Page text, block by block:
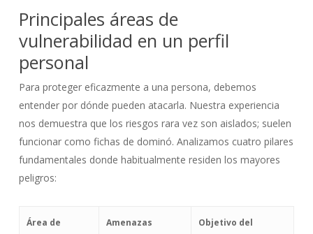
Principales áreas de
vulnerabilidad en un perfil
personal
Para proteger eficazmente a una persona, debemos
entender por dónde pueden atacarla. Nuestra experiencia
nos demuestra que los riesgos rara vez son aislados; suelen
funcionar como fichas de dominó. Analizamos cuatro pilares
fundamentales donde habitualmente residen los mayores
peligros:
Área de
Amenazas
Objetivo del